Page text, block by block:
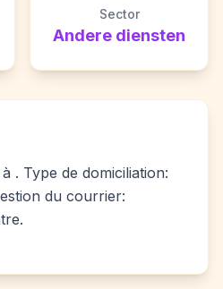
Sector
Andere diensten
. Type de domiciliation:
du courrier: